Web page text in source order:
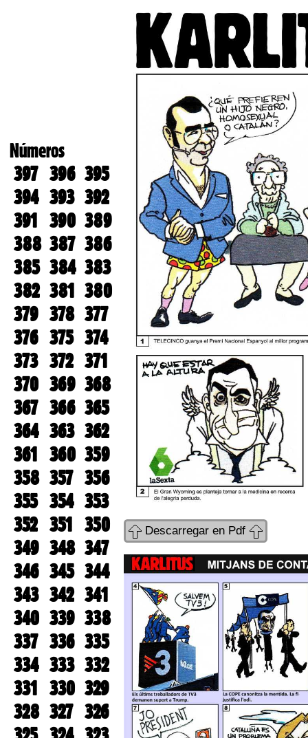
Números
397 396 395
394 393 392
391 390 389
388 387 386
385 384 383
382 381 380
379 378 377
376 375 374
373 372 371
370 369 368
367 366 365
364 363 362
361 360 359
358 357 356
355 354 353
352 351 350
349 348 347
346 345 344
343 342 341
340 339 338
337 336 335
334 333 332
331 330 329
328 327 326
Descarregar en Pdf